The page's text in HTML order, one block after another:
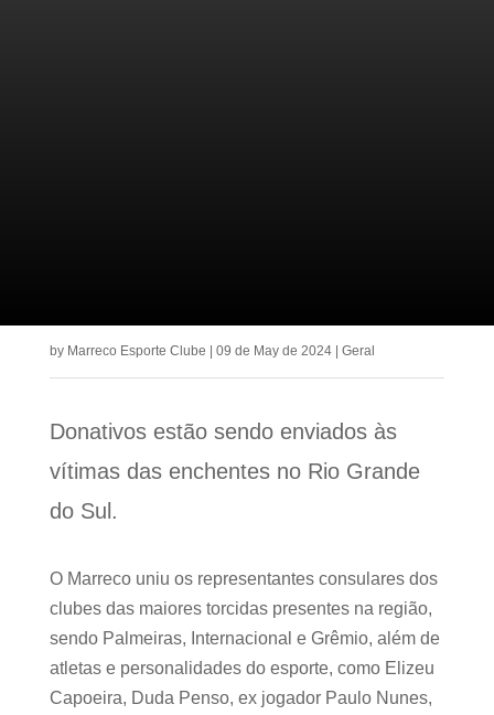
by Marreco Esporte Clube | 09 de May de 2024| Geral
Donativos estão sendo enviados às
vítimas das enchentes no Rio Grande
do Sul.
O Marreco uniu os representantes consulares dos
clubes das maiores torcidas presentes na região,
sendo Palmeiras, Internacional e Grêmio, além de
atletas e personalidades do esporte, como Elizeu
Capoeira, Duda Penso, ex jogador Paulo Nunes,